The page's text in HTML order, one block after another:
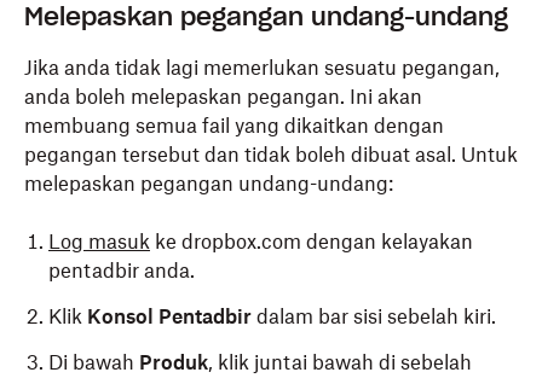
Melepaskan pegangan undang-undang
Jika anda tidak lagi memerlukan sesuatu pegangan,
anda boleh melepaskan pegangan. Ini akan
membuang semua fail yang dikaitkan dengan
pegangan tersebut dan tidak boleh dibuat asal. Untuk
melepaskan pegangan undang-undang:
Log masuk ke dropbox.com dengan kelayakan
pentadbir anda.
Klik Konsol Pentadbir dalam bar sisi sebelah kiri.
Di bawah Produk, klik juntai bawah di sebelah